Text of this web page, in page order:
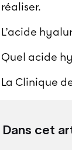
réaliser.
L’acide
Quel acide
La Clinique
Dans cet